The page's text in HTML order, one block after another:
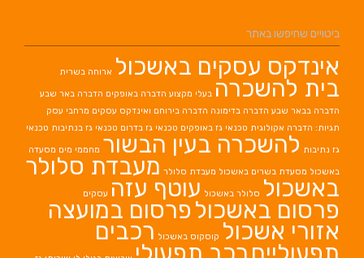
ביטויים שחיפשו באתר
אינדקס עסקים באשכול ארוחה בשרית
בית להשכרה בעלי מקצוע הדברה באופקים הדברה באר שבע
הדברה בבאר שבע הדברה בדימונה הדברה בירוחם ואינדקס עסקים מרחבי עסק
תגיות: הדברה אקולוגית טכנאי גז באופקים טכנאי גז בדרום טכנאי גז בנתיבות טכנאי
גז נתיבות להשכרה בעין הבשור מחממי מים מסעדה
באשכול מסעדת בשרים באשכול מעבדת סלולר מעבדת סלולר
באשכול סלולר באשכול עוטף עזה עסקים
פרסום באשכול פרסום במועצה
אזורי אשכול קוסקוס באשכול רכבים